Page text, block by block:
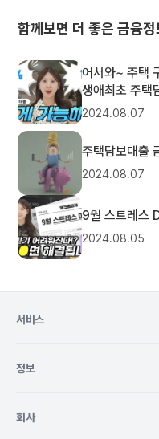
함께보면 더 좋은 금융정
어서와~ 주택
생애최초 주택
2024.08.07
주택담보대출
2024.08.07
​9월 스트레스
2024.08.05
서비스
정보
회사